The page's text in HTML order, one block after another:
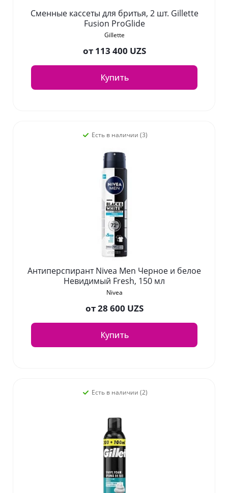
Сменные кассеты для бритья, 2 шт. Gillette
Fusion ProGlide
Gillette
от 113 400 UZS
Купить
Есть в наличии (3)
Антиперспирант Nivea Men Черное и белое
Невидимый Fresh, 150 мл
Nivea
от28 600 UZS
Купить
Есть в наличии (2)